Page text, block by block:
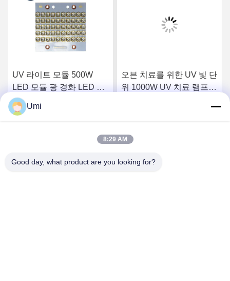
UV 라이트 모듈 500W
LED 모듈 광 경화 LED UV
수냉식 UV LED 395nm
최상의 가격을 얻으세요
오븐 치료를 위한 UV 빛 단
위 1000W UV 치료 램프
최상의 가격을 얻으세요
Umi
8:29 AM
Good day, what product are you looking for?